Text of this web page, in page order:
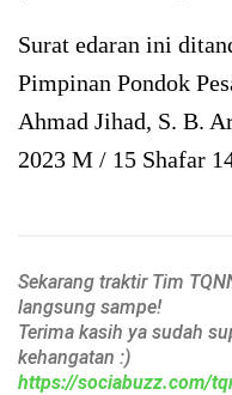
Surat edaran ini
Pimpinan Pondok
Ahmad Jihad, S. B.
2023 M / 15 Shafar
Sekarang traktir Tim
langsung sampe!
Terima kasih ya sudah
kehangatan :)
https://sociabuzz.com/